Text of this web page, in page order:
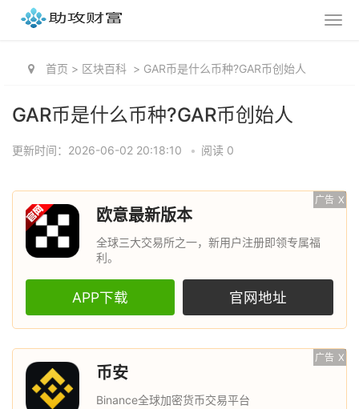
首页 > 区块百科 > GAR币是什么币种?GAR币创始人
GAR币是什么币种?GAR币创始人
更新时间：2026-06-02 20:18:10 • 阅读 0
广告 X
欧意最新版本
全球三大交易所之一，新用户注册即领专属福
利。
APP下载 官网地址
广告 X
币安
Binance全球加密货币交易平台